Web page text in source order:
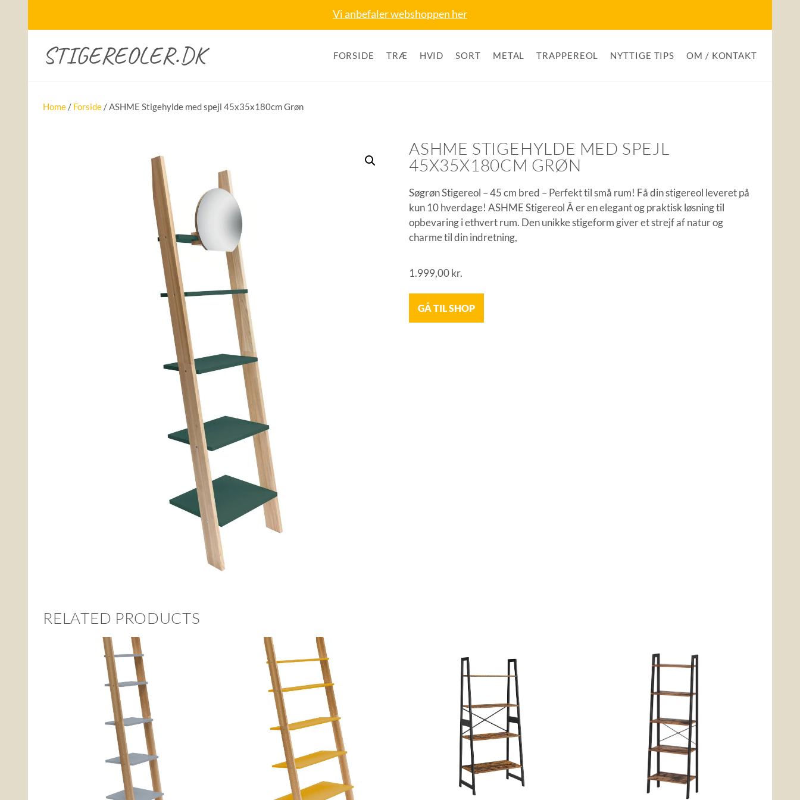
Vi anbefaler webshoppen her
STIGEREOLER.DK FORSIDE TRÆ HVID SORT METAL TRAPPEREOL NYTTIGE TIPS OM / KONTAKT
Home / Forside / ASHME Stigehylde med spejl 45x35x180cm Grøn
ASHME STIGEHYLDE MED SPEJL
45X35X180CM GRØN
Søgrøn Stigereol – 45 cm bred – Perfekt til små rum! Få din stigereol leveret på
kun 10 hverdage! ASHME Stigereol Â er en elegant og praktisk løsning til
opbevaring i ethvert rum. Den unikke stigeform giver et strejf af natur og
charme til din indretning,
1.999,00kr.
GÅ TIL SHOP
RELATED PRODUCTS